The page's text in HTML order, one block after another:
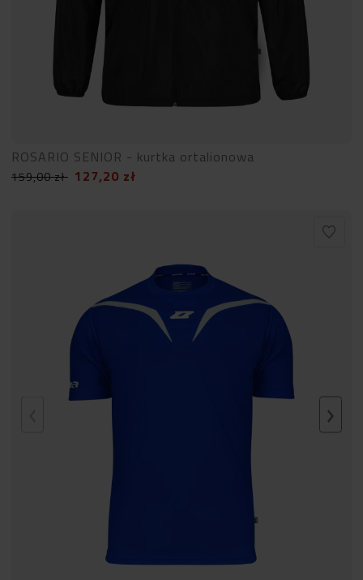
ROSARIO SENIOR - kurtka ortalionowa
159,00zł 127,20 zł